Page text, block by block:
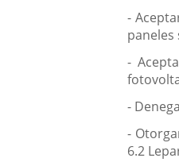
-
paneles
-
-
-
6.2